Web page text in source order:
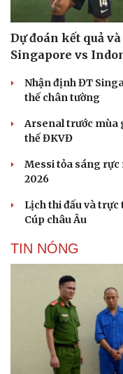
Sức khỏe
Dinh dưỡng - món ngon
Cây thuốc
Sản phụ khoa
Nam khoa
Làm đẹp - giảm cân
Ăn sạch sống khỏe
Dự đoán kết quả
Singapore vs
Nhận định ĐT
thế chân tường
Arsenal trước mùa
thế ĐKVĐ
Messi tỏa sáng rực
2026
Lịch thi đấu và trực
Cúp châu Âu
TIN NÓNG